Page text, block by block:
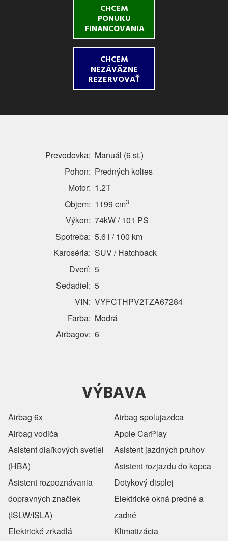
CHCEM
PONUKU
FINANCOVANIA
CHCEM
NEZÁVÄZNE
REZERVOVAŤ
Prevodovka: Manuál (6 st.)
Pohon: Predných kolies
Motor: 1.2T
Objem: 1199 cm3
Výkon: 74kW / 101 PS
Spotreba: 5.6 l / 100 km
Karoséria: SUV / Hatchback
Dverí: 5
Sedadiel: 5
VIN: VYFCTHPV2TZA67284
Farba: Modrá
Airbagov: 6
VÝBAVA
Airbag 6x
Airbag spolujazdca
Airbag vodiča
Apple CarPlay
Asistent diaľkových svetiel
(HBA)
Asistent jazdných pruhov
Asistent rozjazdu do kopca
Asistent rozpoznávania
dopravných značiek
(ISLW/ISLA)
Dotykový displej
Elektrické okná predné a
zadné
Elektrické zrkadlá
Klimatizácia